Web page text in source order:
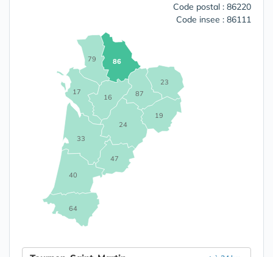
Code postal : 86220
Code insee : 86111
16
17
19
23
24
33
40
47
64
79 86
87